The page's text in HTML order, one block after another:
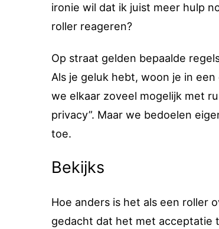
ironie wil dat ik juist meer hulp
roller reageren?
Op straat gelden bepaalde
Als je geluk hebt, woon je in
we elkaar zoveel mogelijk met
privacy”. Maar we bedoelen
toe.
Bekijks
Hoe anders is het als een roller
gedacht dat het met acceptatie